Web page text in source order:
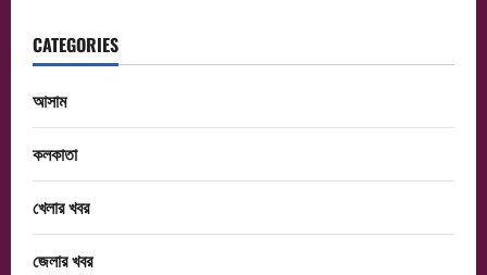
CATEGORIES
আসাম
কলকাতা
খেলার খবর
জেলার খবর